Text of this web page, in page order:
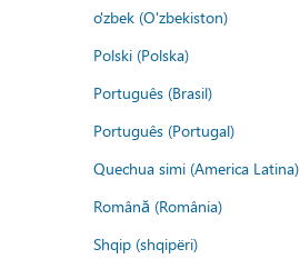
o'zbek (O'zbekiston)
Polski (Polska)
Português (Brasil)
Português (Portugal)
Quechua simi (America Latina)
Română (România)
Shqip (shqipëri)